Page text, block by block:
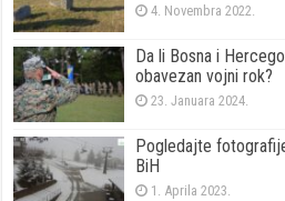
4. Novembra 2022.
Da li Bosna i
obavezan vojni rok?
23. Januara 2024.
Pogledajte
BiH
1. Aprila 2023.